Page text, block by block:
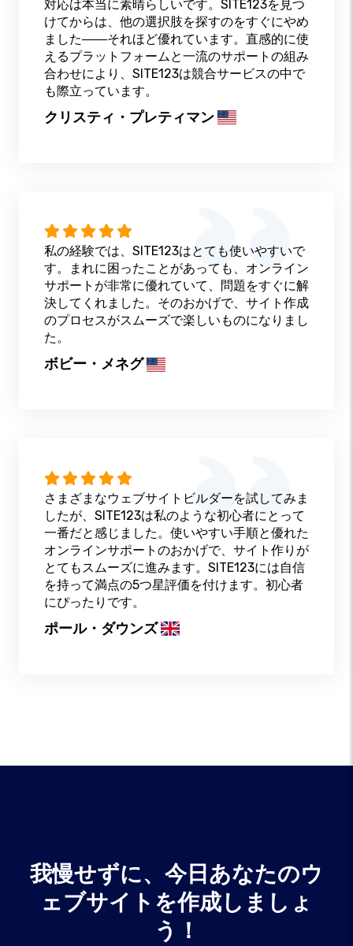
対応は本当に素晴らしいです。SITE123を見つ
けてからは、他の選択肢を探すのをすぐにやめ
ました――それほど優れています。直感的に使
えるプラットフォームと一流のサポートの組み
合わせにより、SITE123は競合サービスの中で
も際立っています。
クリスティ・プレティマン
私の経験では、SITE123はとても使いやすいで
す。まれに困ったことがあっても、オンライン
サポートが非常に優れていて、問題をすぐに解
決してくれました。そのおかげで、サイト作成
のプロセスがスムーズで楽しいものになりまし
た。
ボビー・メネグ
さまざまなウェブサイトビルダーを試してみま
したが、SITE123は私のような初心者にとって
一番だと感じました。使いやすい手順と優れた
オンラインサポートのおかげで、サイト作りが
とてもスムーズに進みます。SITE123には自信
を持って満点の5つ星評価を付けます。初心者
にぴったりです。
ポール・ダウンズ
我慢せずに、今日あなたのウ
ェブサイトを作成しましょ
う！